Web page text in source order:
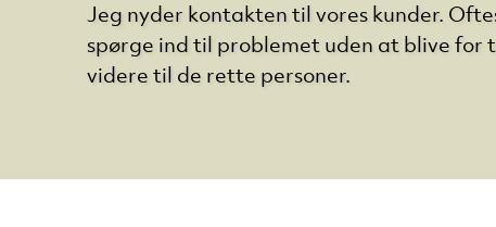
Jeg nyder kontakten til vores kunder.
spørge ind til problemet uden at blive for
videre til de rette personer.